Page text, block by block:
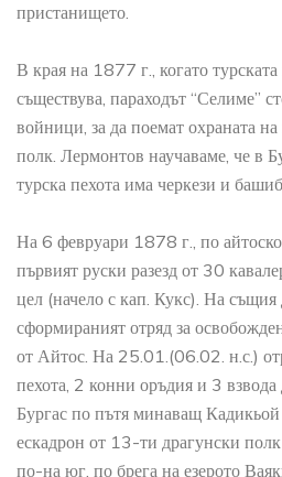
пристанището.
В края на 1877 г., когато
съществува, параходът “Селиме”
войници, за да поемат охраната
полк. Лермонтов научаваме, че в
турска пехота има черкези и
На 6 февруари 1878 г., по
първият руски разезд от 30
цел (начело с кап. Кукс). На същия
сформираният отряд за
от Айтос. На 25.01.(06.02. н.с.)
пехота, 2 конни оръдия и 3 взвода
Бургас по пътя минаващ
ескадрон от 13-ти драгунски
по-на юг, по брега на езерото